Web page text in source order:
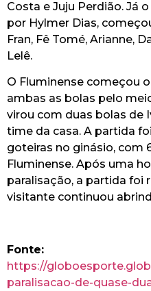
Costa e Juju Perdião. Já
por Hylmer Dias,
Fran, Fê Tomé, Arianne,
Lelê.
O Fluminense começou
ambas as bolas pelo
virou com duas bolas de
time da casa. A partida
goteiras no ginásio, com
Fluminense. Após uma
paralisação, a partida foi
visitante continuou
Fonte:
https://
paralisacao-de-quase-